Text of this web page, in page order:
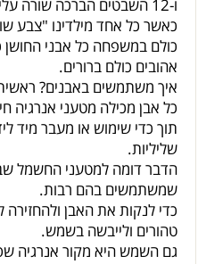
ו-12 השבטים הברכה שורה עלינו.
כאשר כל אחד מילדינו "צבע
כולם במשפחה כל אבני
אהובים כולם ברורים.
איך משתמשים באבנים?
כל אבן מכילה מטעני אנרגיה
תוך כדי שימוש או מעבר מיד
שליליות.
הדבר דומה למטעני החשמל
שמשתמשים בהם רבות.
כדי לנקות את האבן
טהורים ולייבשה בשמש.
גם השמש היא מקור אנרגיה